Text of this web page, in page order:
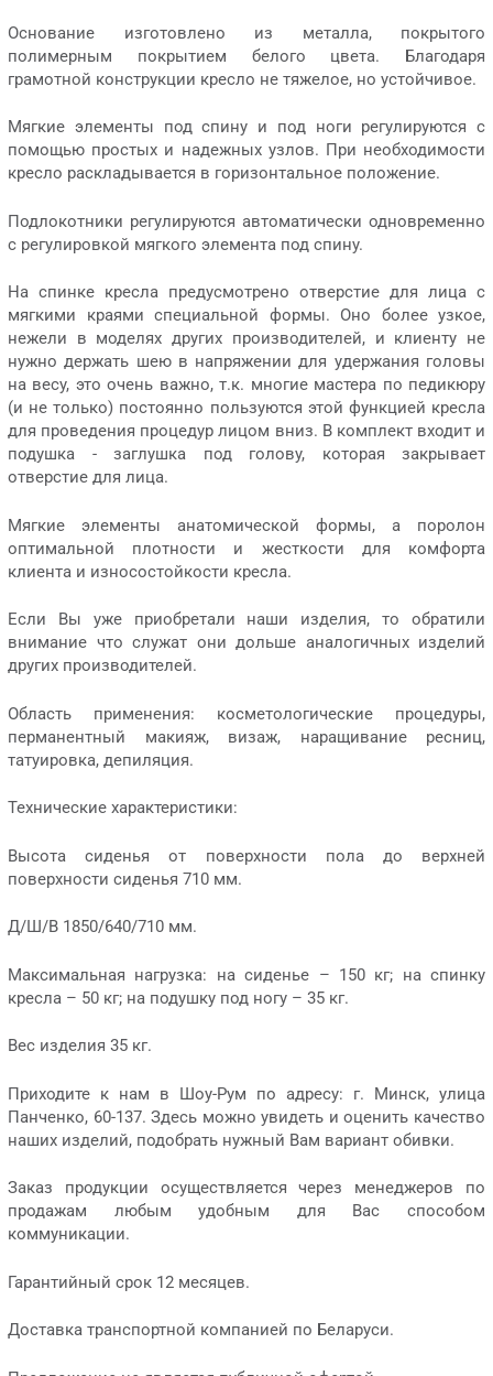
Основание изготовлено из металла, покрытого
полимерным покрытием белого цвета. Благодаря
грамотной конструкции кресло не тяжелое, но устойчивое.
Мягкие элементы под спину и под ноги регулируются с
помощью простых и надежных узлов. При необходимости
кресло раскладывается в горизонтальное положение.
Подлокотники регулируются автоматически одновременно
с регулировкой мягкого элемента под спину.
На спинке кресла предусмотрено отверстие для лица с
мягкими краями специальной формы. Оно более узкое,
нежели в моделях других производителей, и клиенту не
нужно держать шею в напряжении для удержания головы
на весу, это очень важно, т.к. многие мастера по педикюру
(и не только) постоянно пользуются этой функцией кресла
для проведения процедур лицом вниз. В комплект входит и
подушка - заглушка под голову, которая закрывает
отверстие для лица.
Мягкие элементы анатомической формы, а поролон
оптимальной плотности и жесткости для комфорта
клиента и износостойкости кресла.
Если Вы уже приобретали наши изделия, то обратили
внимание что служат они дольше аналогичных изделий
других производителей.
Область применения: косметологические процедуры,
перманентный макияж, визаж, наращивание ресниц,
татуировка, депиляция.
Технические характеристики:
Высота сиденья от поверхности пола до верхней
поверхности сиденья 710 мм.
Д/Ш/В 1850/640/710 мм.
Максимальная нагрузка: на сиденье – 150 кг; на спинку
кресла – 50 кг; на подушку под ногу – 35 кг.
Вес изделия 35 кг.
Приходите к нам в Шоу-Рум по адресу: г. Минск, улица
Панченко, 60-137. Здесь можно увидеть и оценить качество
наших изделий, подобрать нужный Вам вариант обивки.
Заказ продукции осуществляется через менеджеров по
продажам любым удобным для Вас способом
коммуникации.
Гарантийный срок 12 месяцев.
Доставка транспортной компанией по Беларуси.